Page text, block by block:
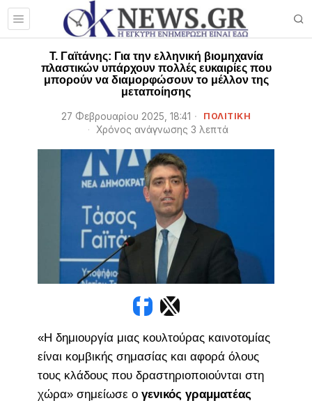
Τ. Γαϊτάνης: Για την ελληνική βιομηχανία
πλαστικών υπάρχουν πολλές ευκαιρίες που
μπορούν να διαμορφώσουν το μέλλον της
μεταποίησης
27 Φεβρουαρίου 2025, 18:41 ΠΟΛΙΤΙΚΗ
Χρόνος ανάγνωσης 3 λεπτά
«Η δημιουργία μιας κουλτούρας καινοτομίας
είναι κομβικής σημασίας και αφορά όλους
τους κλάδους που δραστηριοποιούνται στη
χώρα» σημείωσε ο γενικός γραμματέας